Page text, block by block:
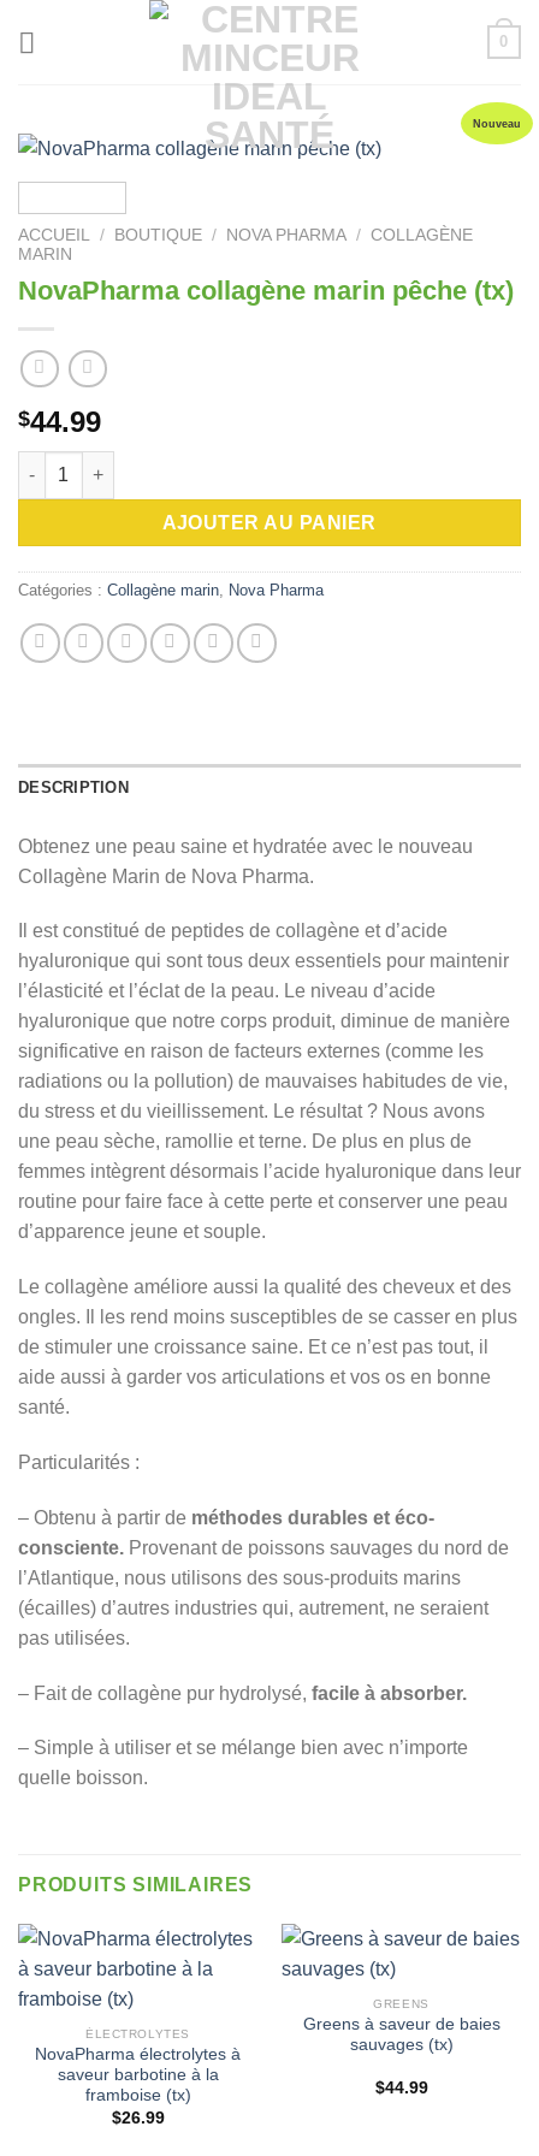
0
Nouveau
ACCUEIL / BOUTIQUE / NOVA PHARMA / COLLAGÈNE
MARIN
NovaPharma collagène marin pêche (tx)
$44.99
quantité de NovaPharma collagène marin pêche (tx)
AJOUTER AU PANIER
Catégories : Collagène marin Nova Pharma
DESCRIPTION
Obtenez une peau saine et hydratée avec le nouveau
Collagène Marin de Nova Pharma.
Il est constitué de peptides de collagène et d’acide
hyaluronique qui sont tous deux essentiels pour maintenir
l’élasticité et l’éclat de la peau. Le niveau d’acide
hyaluronique que notre corps produit, diminue de manière
significative en raison de facteurs externes (comme les
radiations ou la pollution) de mauvaises habitudes de vie,
du stress et du vieillissement. Le résultat ? Nous avons
une peau sèche, ramollie et terne. De plus en plus de
femmes intègrent désormais l’acide hyaluronique dans leur
routine pour faire face à cette perte et conserver une peau
d’apparence jeune et souple.
Le collagène améliore aussi la qualité des cheveux et des
ongles. Il les rend moins susceptibles de se casser en plus
de stimuler une croissance saine. Et ce n’est pas tout, il
aide aussi à garder vos articulations et vos os en bonne
santé.
Particularités :
– Obtenu à partir de méthodes durables et éco-
consciente. Provenant de poissons sauvages du nord de
l’Atlantique, nous utilisons des sous-produits marins
(écailles) d’autres industries qui, autrement, ne seraient
pas utilisées.
– Fait de collagène pur hydrolysé, facile à absorber.
– Simple à utiliser et se mélange bien avec n’importe
quelle boisson.
PRODUITS SIMILAIRES
ÉLECTROLYTES
NovaPharma électrolytes à
saveur barbotine à la
framboise (tx)
$26.99
GREENS
Greens à saveur de baies
sauvages (tx)
$44.99